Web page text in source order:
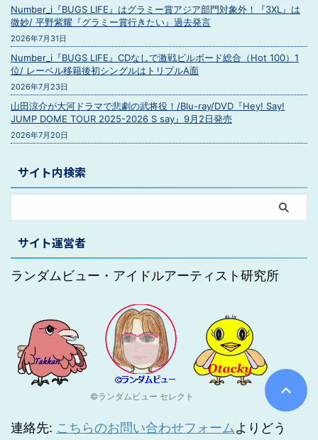
Number_i『BUGS LIFE』はグラミー賞アジア部門対象外！『3XL』は
微妙/ 平野紫耀『グラミー賞行きたい』過去発言
2026年7月31日
Number_i『BUGS LIFE』CDなしで激戦ビルボード総合（Hot 100）1
位/ レーベル移籍後初シングルはトリプルA面
2026年7月23日
山田涼介が大河ドラマで悲劇の武将役！/Blu-ray/DVD『Hey! Say!
JUMP DOME TOUR 2025-2026 S say』9月2日発売
2026年7月20日
サイト内検索
サイト運営者
ランダムビュー・アイドルアーティスト研究所
©ランダムビュー セレクト
連絡先: こちらのお問い合わせフォームよりどう